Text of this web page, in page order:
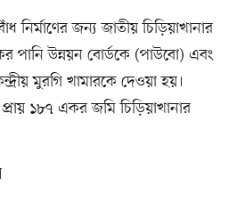
নির্মাণের জন্য জাতীয় চিড়িয়াখানার
উন্নয়ন বোর্ডকে (পাউবো) এবং
মুরগি খামারকে দেওয়া হয়।
১৮৭ একর জমি চিড়িয়াখানার